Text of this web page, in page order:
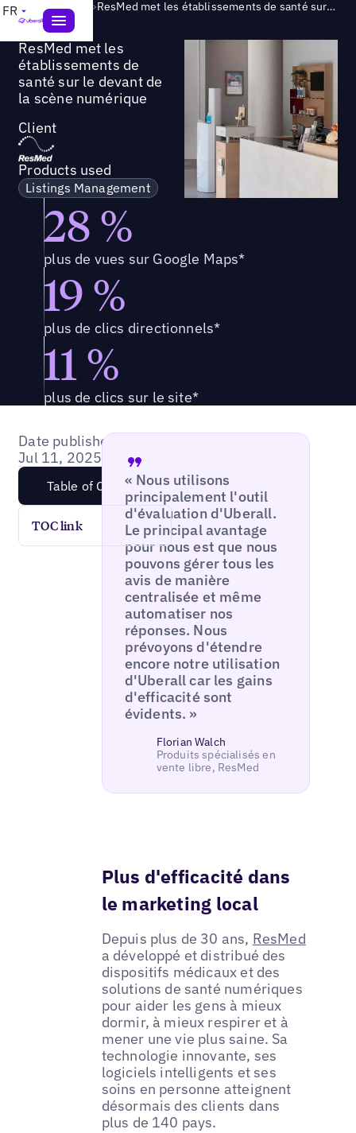
FR Success Story > ResMed met les établissements de santé sur le devant de la scène numérique
ResMed met les
établissements de
santé sur le devant de
la scène numérique
Client
Products used
Listings Management
28 %
plus de vues sur Google Maps*
19 %
plus de clics directionnels*
11 %
plus de clics sur le site*
Date published:
Jul 11, 2025
Table of Content
TOC link
« Nous utilisons
principalement l'outil
d'évaluation d'Uberall.
Le principal avantage
pour nous est que nous
pouvons gérer tous les
avis de manière
centralisée et même
automatiser nos
réponses. Nous
prévoyons d'étendre
encore notre utilisation
d'Uberall car les gains
d'efficacité sont
évidents. »
Florian Walch
Produits spécialisés en
vente libre, ResMed
Plus d'efficacité dans
le marketing local
Depuis plus de 30 ans, ResMed
a développé et distribué des
dispositifs médicaux et des
solutions de santé numériques
pour aider les gens à mieux
dormir, à mieux respirer et à
mener une vie plus saine. Sa
technologie innovante, ses
logiciels intelligents et ses
soins en personne atteignent
désormais des clients dans
plus de 140 pays.